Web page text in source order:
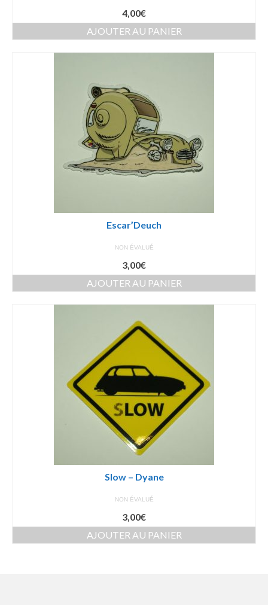
4,00€
AJOUTER AU PANIER
Escar’Deuch
NON ÉVALUÉ
3,00€
AJOUTER AU PANIER
Slow – Dyane
NON ÉVALUÉ
3,00€
AJOUTER AU PANIER